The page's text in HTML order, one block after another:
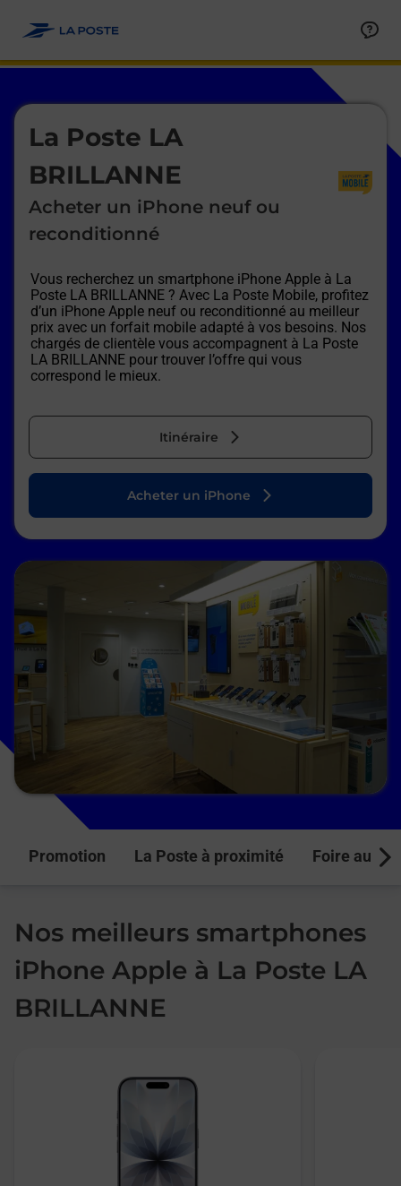
La Poste LA
BRILLANNE
Acheter un iPhone neuf ou
reconditionné
Vous recherchez un smartphone iPhone Apple à La
Poste LA BRILLANNE ? Avec La Poste Mobile, profitez
d’un iPhone Apple neuf ou reconditionné au meilleur
prix avec un forfait mobile adapté à vos besoins. Nos
chargés de clientèle vous accompagnent à La Poste
LA BRILLANNE pour trouver l’offre qui vous
correspond le mieux.
Itinéraire
Le lien s'ouvre dans un nouvel onglet
Acheter un iPhone
Promotion La Poste à proximité Foire aux
Nos meilleurs smartphones
iPhone Apple à La Poste LA
BRILLANNE